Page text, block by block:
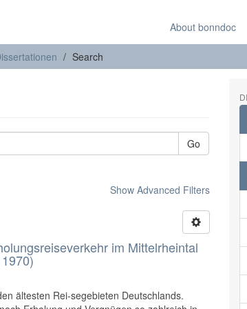
About bonndoc
Search
Go
Show Advanced Filters
im Mittelrheintal
ältesten Rei-segebieten Deutschlands.